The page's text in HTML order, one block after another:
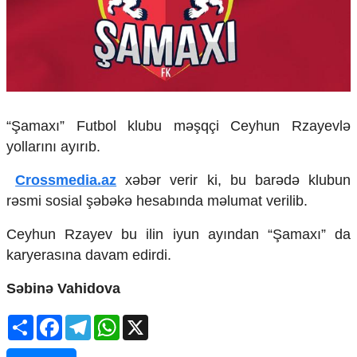
İqtisadi
Araşdırma
Multimedia
Foto
Video
Podcast
Humanitar
Elm və təhsil
Mədəniyyət
Diaspor
Yüksəliş hekayəsi
“Şamaxı” Futbol klubu məşqçi Ceyhun Rzayevlə
yollarını ayırıb.
Crossmedia.az xəbər verir ki, bu barədə klubun
rəsmi sosial şəbəkə hesabında məlumat verilib.
Ceyhun Rzayev bu ilin iyun ayından “Şamaxı” da
karyerasına davam edirdi.
Səbinə Vahidova
ShareFacebookTelegramWhatsApp